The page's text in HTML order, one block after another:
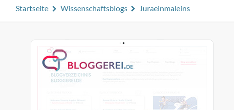
Startseite Wissenschaftsblogs Juraeinmaleins